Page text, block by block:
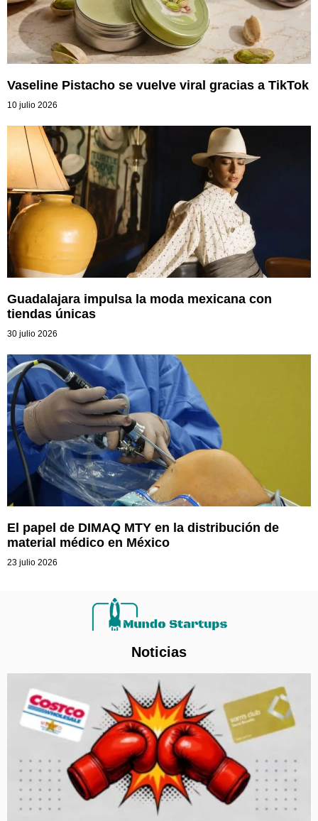
Vaseline Pistacho se vuelve viral gracias a TikTok
10 julio 2026
Guadalajara impulsa la moda mexicana con
tiendas únicas
30 julio 2026
El papel de DIMAQ MTY en la distribución de
material médico en México
23 julio 2026
Noticias